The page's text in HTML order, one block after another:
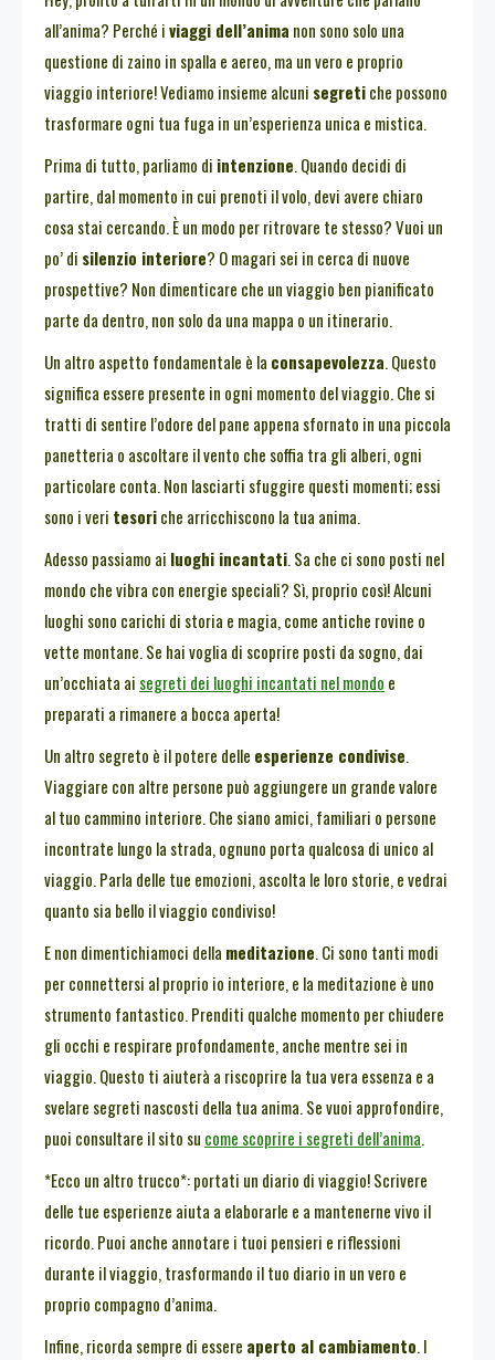
all’anima? Perché iviaggi dell’anima non sono solo una
questione di zaino in spalla e aereo, ma un vero e proprio
viaggio interiore! Vediamo insieme alcuni segretiche possono
trasformare ogni tua fuga in un’esperienza unica e mistica.
Prima di tutto, parliamo di intenzione. Quando decidi di
partire, dal momento in cui prenoti il volo, devi avere chiaro
cosa stai cercando. È un modo per ritrovare te stesso? Vuoi un
po’ di silenzio interiore? O magari sei in cerca di nuove
prospettive? Non dimenticare che un viaggio ben pianificato
parte da dentro, non solo da una mappa o un itinerario.
Un altro aspetto fondamentale è la consapevolezza. Questo
significa essere presente in ogni momento del viaggio. Che si
tratti di sentire l’odore del pane appena sfornato in una piccola
panetteria o ascoltare il vento che soffia tra gli alberi, ogni
particolare conta. Non lasciarti sfuggire questi momenti; essi
sono i veri tesoriche arricchiscono la tua anima.
Adesso passiamo ai luoghi incantati. Sa che ci sono posti nel
mondo che vibra con energie speciali? Sì, proprio così! Alcuni
luoghi sono carichi di storia e magia, come antiche rovine o
vette montane. Se hai voglia di scoprire posti da sogno, dai
un’occhiata ai segreti dei luoghi incantati nel mondo e
preparati a rimanere a bocca aperta!
Un altro segreto è il potere delle esperienze condivise.
Viaggiare con altre persone può aggiungere un grande valore
al tuo cammino interiore. Che siano amici, familiari o persone
incontrate lungo la strada, ognuno porta qualcosa di unico al
viaggio. Parla delle tue emozioni, ascolta le loro storie, e vedrai
quanto sia bello il viaggio condiviso!
E non dimentichiamoci della meditazione. Ci sono tanti modi
per connettersi al proprio io interiore, e la meditazione è uno
strumento fantastico. Prenditi qualche momento per chiudere
gli occhi e respirare profondamente, anche mentre sei in
viaggio. Questo ti aiuterà a riscoprire la tua vera essenza e a
svelare segreti nascosti della tua anima. Se vuoi approfondire,
puoi consultare il sito su come scoprire i segreti dell’anima.
*Ecco un altro trucco*: portati un diario di viaggio! Scrivere
delle tue esperienze aiuta a elaborarle e a mantenerne vivo il
ricordo. Puoi anche annotare i tuoi pensieri e riflessioni
durante il viaggio, trasformando il tuo diario in un vero e
proprio compagno d’anima.
Infine, ricorda sempre di essere aperto al cambiamento. I